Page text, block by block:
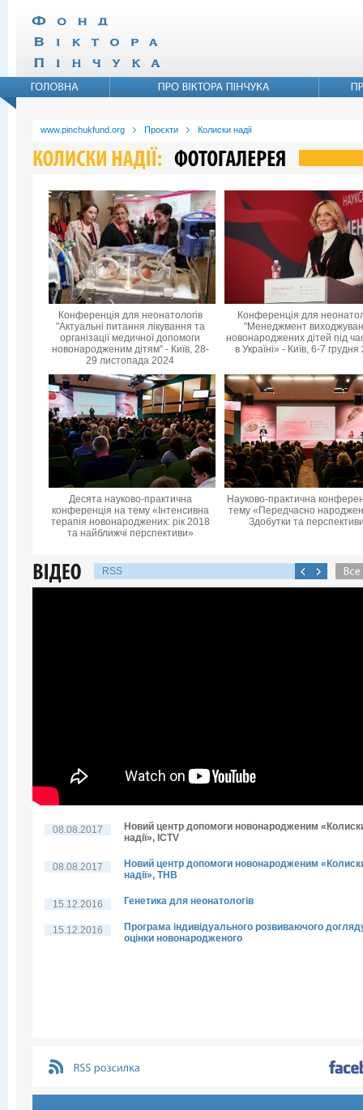
www.pinchukfund.org Проєкти Колиски надії
Конференція для неонатологів
"Актуальні питання лікування та
організації медичної допомоги
новонародженим дітям" - Київ, 28-
29 листопада 2024
Конференція для
"Менеджмент
новонароджених дітей під
в Україні» - Київ, 6-7
Десята науково-практична
конференцiя на тему «Інтенсивна
терапія новонароджених: рік 2018
та найближчі перспективи»
Науково-практична
тему «Передчасно
Здобутки та
RSS
08.08.2017
Новий центр допомоги новонародженим
надії», ICTV
08.08.2017
Новий центр допомоги новонародженим
надії», THB
15.12.2016 Генетика для неонатологів
15.12.2016
Програма індивідуального розвиваючого
оцінки новонародженого